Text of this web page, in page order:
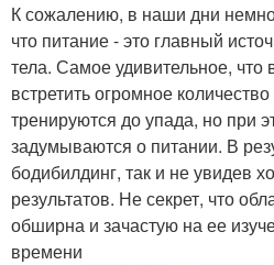
К сожалению, в наши дни
что питание - это главный
тела. Самое удивительное,
встретить огромное
тренируются до упада, но при
задумываются о питании. В
бодибилдинг, так и не увидев
результатов. Не секрет, что
обширна и зачастую на ее
времени